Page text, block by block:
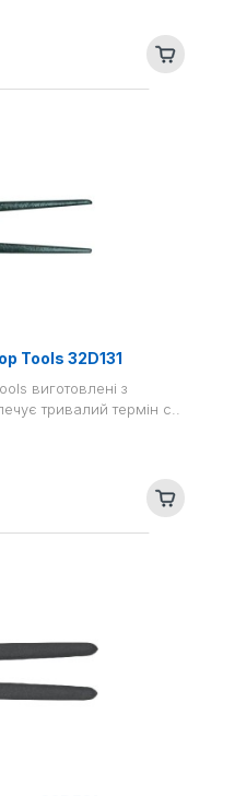
Tools 32D131
виготовлені з
тривалий термін с..